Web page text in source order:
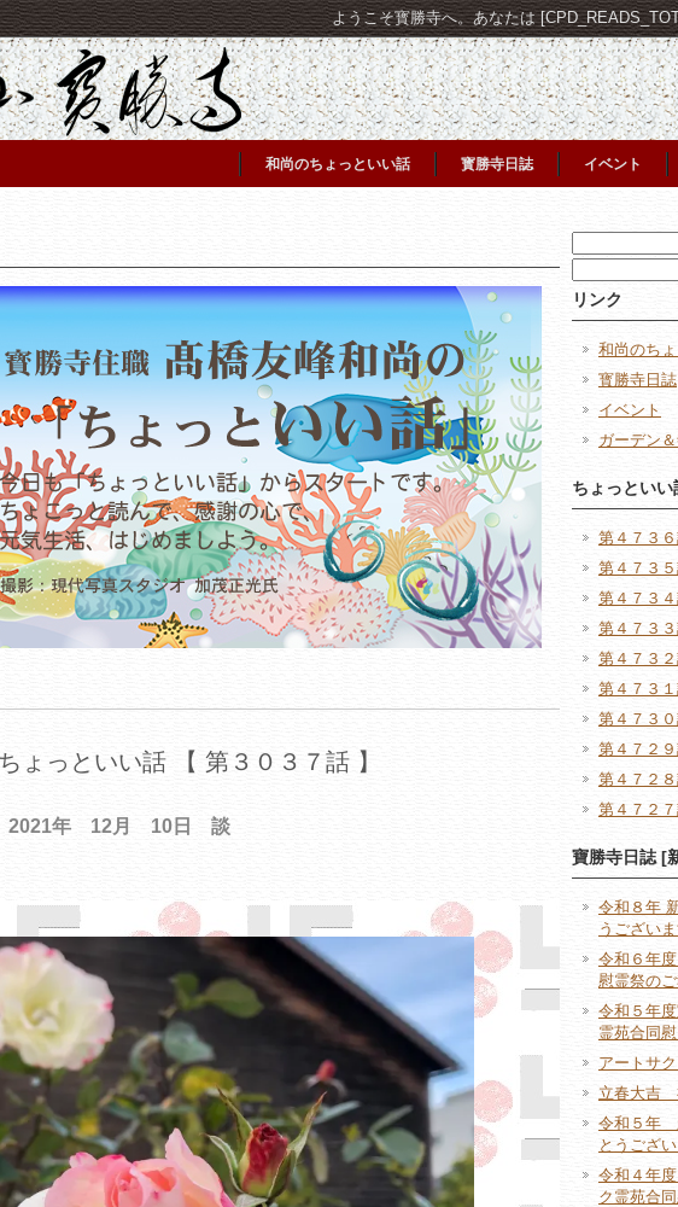
ようこそ寳勝寺へ。あなたは
和尚のちょっといい話 寳勝寺日誌 イベント
ょっといい話 【 第３０３７話 】
2021年 12月 10日 談
索:
索:
リンク
和尚のち
寳勝寺日誌
イベント
ガーデン
ちょっとい
第４７３
第４７３
第４７３
第４７３
第４７３
第４７３
第４７３
第４７２
第４７２
第４７２
寶勝寺日誌 [
令和８年
うござい
令和６年
慰霊祭の
令和５年
霊苑合同
アートサ
立春大吉
令和５年
とうござ
令和４年
ク霊苑合